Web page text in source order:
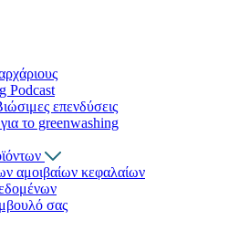
Podcast
επενδύσεις
το greenwashing
αμοιβαίων κεφαλαίων
σας